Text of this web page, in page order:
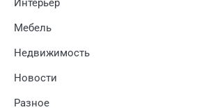
Интерьер
Мебель
Недвижимость
Новости
Разное